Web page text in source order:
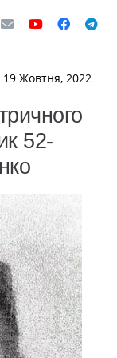
19 Жовтня, 2022
52-